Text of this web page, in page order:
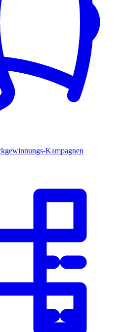
Kampagnen